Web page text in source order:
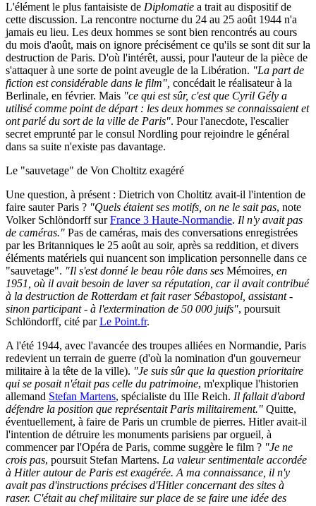
L'élément le plus fantaisiste de Diplomatie a trait au dispositif de
cette discussion. La rencontre nocturne du 24 au 25 août 1944 n'a
jamais eu lieu. Les deux hommes se sont bien rencontrés au cours
du mois d'août, mais on ignore précisément ce qu'ils se sont dit sur la
destruction de Paris. D'où l'intérêt, aussi, pour l'auteur de la pièce de
s'attaquer à une sorte de point aveugle de la Libération. "La part de
fiction est considérable dans le film", concédait le réalisateur à la
Berlinale, en février. Mais "ce qui est sûr, c'est que Cyril Gély a
utilisé comme point de départ : les deux hommes se connaissaient et
ont parlé du sort de la ville de Paris". Pour l'anecdote, l'escalier
secret emprunté par le consul Nordling pour rejoindre le général
dans sa suite n'existe pas davantage.
Le "sauvetage" de Von Choltitz exagéré
Une question, à présent : Dietrich von Choltitz avait-il l'intention de
faire sauter Paris ? "Quels étaient ses motifs, on ne le sait pas, note
Volker Schlöndorff surFrance 3 Haute-Normandie. Il n'y avait pas
de caméras." Pas de caméras, mais des conversations enregistrées
par les Britanniques le 25 août au soir, après sa reddition, et divers
éléments matériels qui nuancent son implication personnelle dans ce
"sauvetage". "Il s'est donné le beau rôle dans ses Mémoires , en
1951, où il avait besoin de laver sa réputation, car il avait contribué
à la destruction de Rotterdam et fait raser Sébastopol, assistant -
sinon participant - à l'extermination de 50 000 juifs", poursuit
Schlöndorff, cité parLe Point.fr.
A l'été 1944, avec l'avancée des troupes alliées en Normandie, Paris
redevient un terrain de guerre (d'où la nomination d'un gouverneur
militaire à la tête de la ville). "Je suis sûr que la question prioritaire
qui se posait n'était pas celle du patrimoine, m'explique l'historien
allemand Stefan Martens, spécialiste du IIIe Reich. Il fallait d'abord
défendre la position que représentait Paris militairement." Quitte,
éventuellement, à faire de Paris un crumble de pierres. Hitler avait-il
l'intention de détruire les monuments parisiens par orgueil, à
commencer par l'Opéra de Paris, comme suggère le film ? "Je ne
crois pas, poursuit Stefan Martens. La valeur sentimentale accordée
à Hitler autour de Paris est exagérée. A ma connaissance, il n'y
avait pas d'instructions précises d'Hitler concernant des sites à
raser. C'était au chef militaire sur place de se faire une idée des